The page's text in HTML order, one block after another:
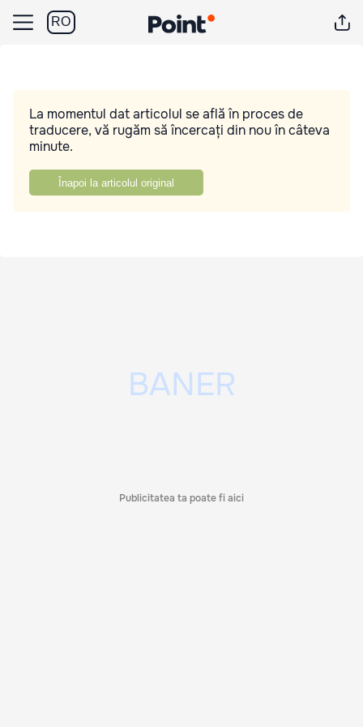
RO
La momentul dat articolul se află în proces de
traducere, vă rugăm să încercați din nou în câteva
minute.
Înapoi la articolul original
Publicitatea ta poate fi aici